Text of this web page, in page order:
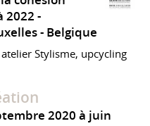
2022
Belgique
Stylisme, upcycling
2020 à juin